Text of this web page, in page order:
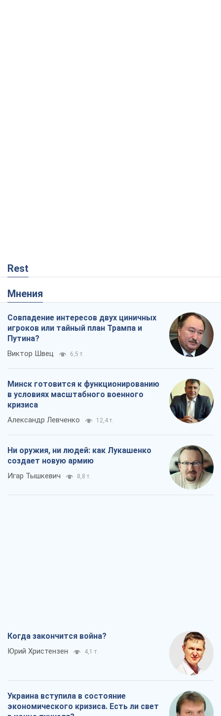
Rest
Мнения
Совпадение интересов двух циничных
игроков или тайный план Трампа и
Путина?
Виктор Швец 6,5 т.
Минск готовится к функционированию
в условиях масштабного военного
кризиса
Александр Левченко 12,4 т.
Ни оружия, ни людей: как Лукашенко
создает новую армию
Игар Тышкевич 8,8 т.
Когда закончится война?
Юрий Христензен 4,1 т.
Украина вступила в состояние
экономического кризиса. Есть ли свет